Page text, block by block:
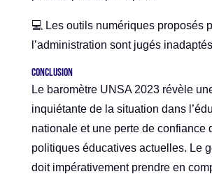
💻 Les outils numériques proposés
l’administration sont jugés
Conclusion
Le baromètre UNSA 2023 révèle
inquiétante de la situation dans
nationale et une perte de confiance
politiques éducatives actuelles. Le
doit impérativement prendre en